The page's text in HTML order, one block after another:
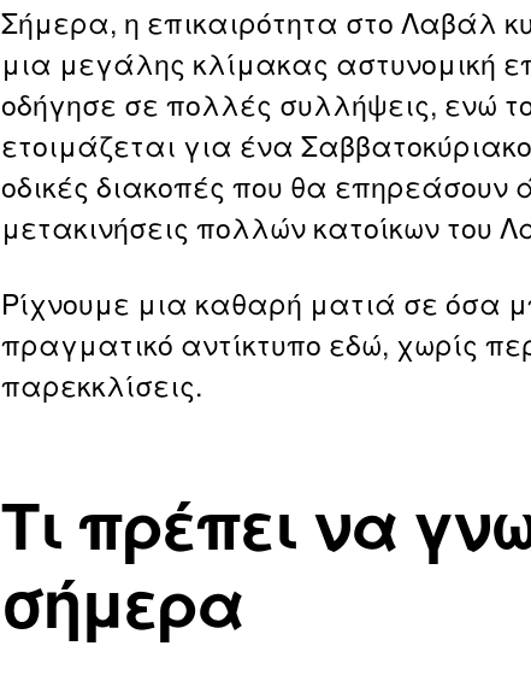
Σήμερα, η επικαιρότητα στο Λαβάλ
μια μεγάλης κλίμακας αστυνομική
οδήγησε σε πολλές συλλήψεις, ενώ
ετοιμάζεται για ένα
οδικές διακοπές που θα επηρεάσουν
μετακινήσεις πολλών κατοίκων του
Ρίχνουμε μια καθαρή ματιά σε όσα
πραγματικό αντίκτυπο εδώ, χωρίς
παρεκκλίσεις.
Τι πρέπει να
σήμερα